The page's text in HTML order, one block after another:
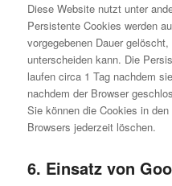
Diese Website nutzt unter
Persistente Cookies werden
vorgegebenen Dauer
unterscheiden kann. Die
laufen circa 1 Tag nachdem
nachdem der Browser
Sie können die Cookies in
Browsers jederzeit löschen.
6. Einsatz von